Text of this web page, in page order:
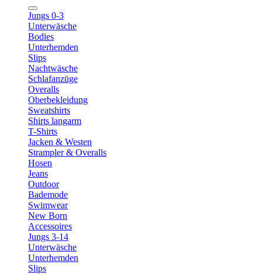
Jungs 0-3
Unterwäsche
Bodies
Unterhemden
Slips
Nachtwäsche
Schlafanzüge
Overalls
Oberbekleidung
Sweatshirts
Shirts langarm
T-Shirts
Jacken & Westen
Strampler & Overalls
Hosen
Jeans
Outdoor
Bademode
Swimwear
New Born
Accessoires
Jungs 3-14
Unterwäsche
Unterhemden
Slips